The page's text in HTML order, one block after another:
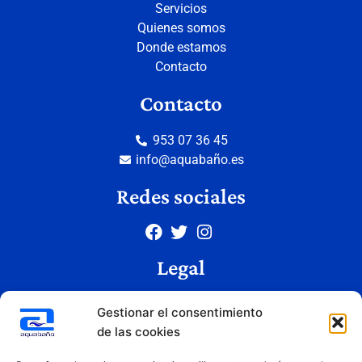
Gestionar el consentimiento
de las cookies
Servicios
Quienes somos
Donde estamos
Contacto
Contacto
953 07 36 45
info@aquabaño.es
Redes sociales
Legal
Política de privacidad